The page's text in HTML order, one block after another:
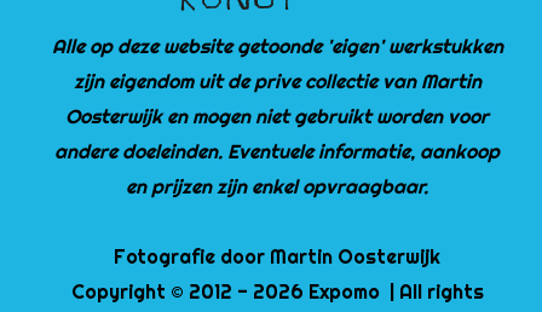
Alle op deze website getoonde 'eigen' werkstukken
zijn eigendom uit de prive collectie van Martin
Oosterwijk en mogen niet gebruikt worden voor
andere doeleinden. Eventuele informatie, aankoop
en prijzen zijn enkel opvraagbaar.
Fotografie door Martin Oosterwijk
Copyright © 2012 - 2026 Expomo | All rights